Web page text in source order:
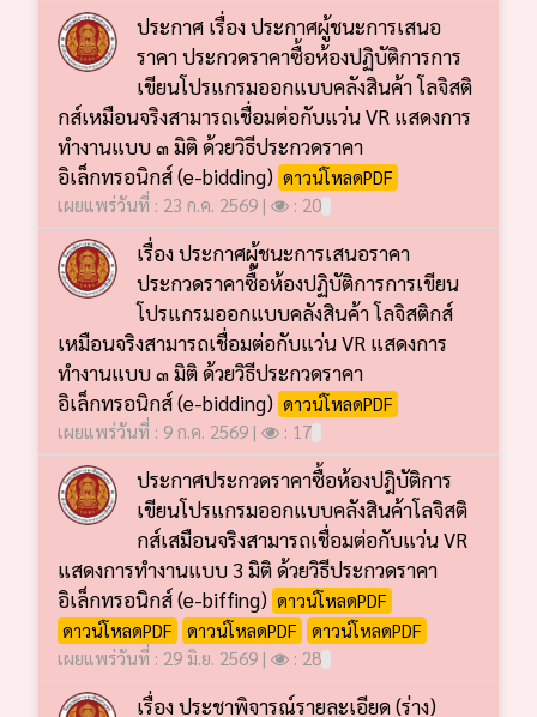
ประกาศ เรื่อง ประกาศผู้ชนะการเสนอ
ราคา ประกวดราคาซื้อห้องปฏิบัติการการ
เขียนโปรแกรมออกแบบคลังสินค้า โลจิสติ
กส์เหมือนจริงสามารถเชื่อมต่อกับแว่น VR แสดงการ
ทำงานแบบ ๓ มิติ ด้วยวิธีประกวดราคา
อิเล็กทรอนิกส์ (e-bidding) ดาวน์โหลดPDF
เผยแพร่วันที่ : 23 ก.ค. 2569 |
: 20
เรื่อง ประกาศผู้ชนะการเสนอราคา
ประกวดราคาซื้อห้องปฏิบัติการการเขียน
โปรแกรมออกแบบคลังสินค้า โลจิสติกส์
เหมือนจริงสามารถเชื่อมต่อกับแว่น VR แสดงการ
ทำงานแบบ ๓ มิติ ด้วยวิธีประกวดราคา
อิเล็กทรอนิกส์ (e-bidding) ดาวน์โหลดPDF
เผยแพร่วันที่ : 9 ก.ค. 2569 |
: 17
ประกาศประกวดราคาซื้อห้องปฎิบัติการ
เขียนโปรแกรมออกแบบคลังสินค้าโลจิสติ
กส์เสมือนจริงสามารถเชื่อมต่อกับแว่น VR
แสดงการทำงานแบบ 3 มิติ ด้วยวิธีประกวดราคา
อิเล็กทรอนิกส์ (e-biffing) ดาวน์โหลดPDF
ดาวน์โหลดPDF
ดาวน์โหลดPDF
ดาวน์โหลดPDF
เผยแพร่วันที่ : 29 มิ.ย. 2569 |
: 28
เรื่อง ประชาพิจารณ์รายละเอียด (ร่าง)